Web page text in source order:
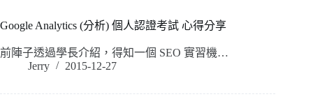
Google Analytics (分析) 個人認證考試 心得分享
前陣子透過學長介紹，得知一個 SEO 實習機…
Jerry
2015-12-27